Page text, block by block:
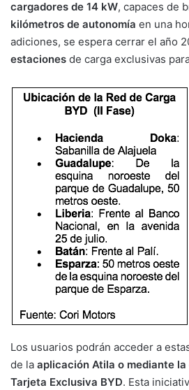
cargadores de 14 kW, capaces de
kilómetros de autonomía en una
adiciones, se espera cerrar el año
estaciones de carga exclusivas
Los usuarios podrán acceder a
de la aplicación Atila o mediante
Tarjeta Exclusiva BYD. Esta